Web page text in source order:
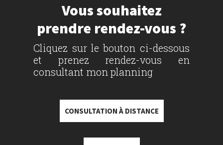
Vous souhaitez
prendre rendez-vous ?
Cliquez sur le bouton ci-dessous
et prenez rendez-vous en
consultant mon planning
CONSULTATION À DISTANCE